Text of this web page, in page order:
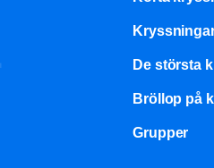
De största
Bröllop på
Grupper